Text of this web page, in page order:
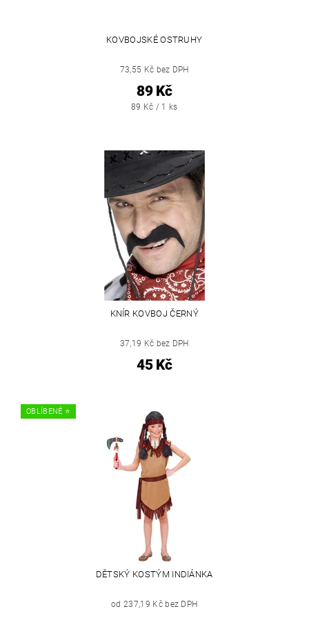
KOVBOJSKÉ OSTRUHY
73,55 Kč bez DPH
89 Kč
89 Kč / 1 ks
KNÍR KOVBOJ ČERNÝ
37,19 Kč bez DPH
45 Kč
OBLÍBENÉ ⭐️
DĚTSKÝ KOSTÝM INDIÁNKA
od 237,19 Kč bez DPH